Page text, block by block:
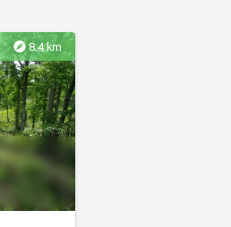
explore 8.4 km